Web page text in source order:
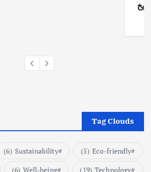
Tag Clouds
Eco-friendly
(5)
Sustainability
(6)
Technology
(19)
Well-being
(6)